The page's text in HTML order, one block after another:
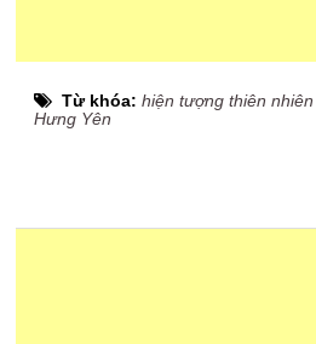
Từ khóa:hiện tượng thiên nhiên
Hưng Yên